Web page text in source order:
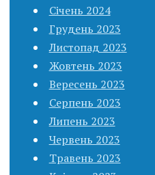
Січень 2024
Грудень 2023
Листопад 2023
Жовтень 2023
Вересень 2023
Серпень 2023
Липень 2023
Червень 2023
Травень 2023